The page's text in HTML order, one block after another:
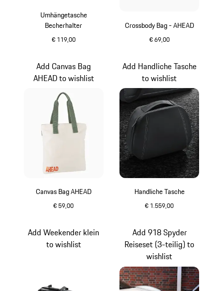
Umhängetasche
Becherhalter
€ 119,00
Crossbody Bag - AHEAD
€ 69,00
Canvas Bag AHEAD
€ 59,00
Add Canvas Bag
AHEAD to wishlist
Handliche Tasche
€ 1.559,00
Add Handliche Tasche
to wishlist
Add Weekender klein
to wishlist
Add 918 Spyder
Reiseset (3-teilig) to
wishlist